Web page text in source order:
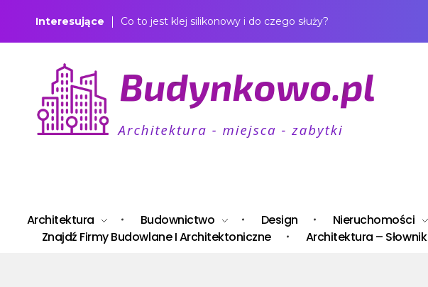
Interesujące Co to jest klej silikonowy i do czego służy?
Architektura Budownictwo Design Nieruchomości
Znajdź Firmy Budowlane I Architektoniczne
Architektura – Słownik